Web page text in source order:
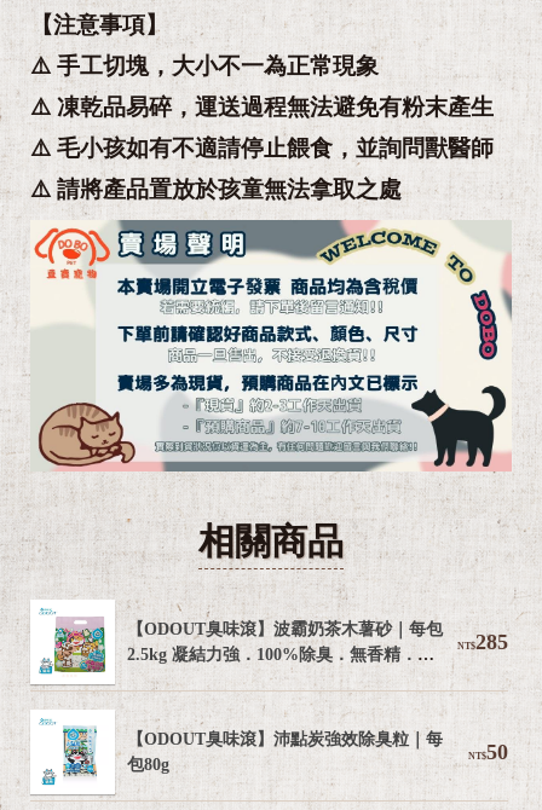
【注意事項】
⚠️ 手工切塊，大小不一為正常現象
⚠️ 凍乾品易碎，運送過程無法避免有粉末產生
⚠️ 毛小孩如有不適請停止餵食，並詢問獸醫師
⚠️ 請將產品置放於孩童無法拿取之處
相關商品
NT$285
【ODOUT臭味滾】波霸奶茶木薯砂｜每包
2.5kg 凝結力強．100%除臭．無香精．無
粉塵
NT$50
【ODOUT臭味滾】沛點炭強效除臭粒｜每
包80g